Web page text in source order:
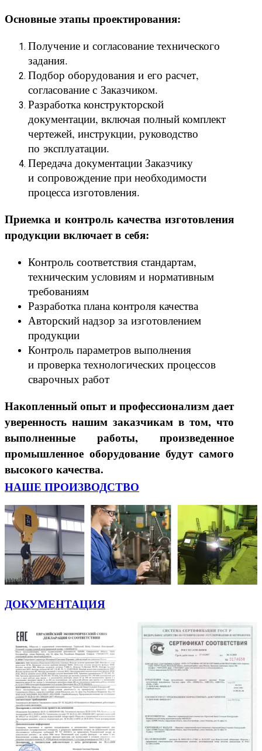
Основные этапы проектирования:
Получение и согласование технического
задания.
Подбор оборудования и его расчет,
согласование с Заказчиком.
Разработка конструкторской
документации, включая полный комплект
чертежей, инструкции, руководство
по эксплуатации.
Передача документации Заказчику
и сопровождение при необходимости
процесса изготовления.
Приемка и контроль качества изготовления
продукции включает в себя:
Контроль соответствия стандартам,
техническим условиям и нормативным
требованиям
Разработка плана контроля качества
Авторский надзор за изготовлением
продукции
Контроль параметров выполнения
и проверка технологических процессов
сварочных работ
Накопленный опыт и профессионализм дает
уверенность нашим заказчикам в том, что
выполненные работы, произведенное
промышленное оборудование будут самого
высокого качества.
НАШЕ ПРОИЗВОДСТВО
ДОКУМЕНТАЦИЯ